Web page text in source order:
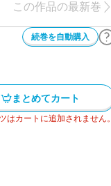
この作品の最新巻
続巻を自動購入
まとめてカート
カートに追加されません。